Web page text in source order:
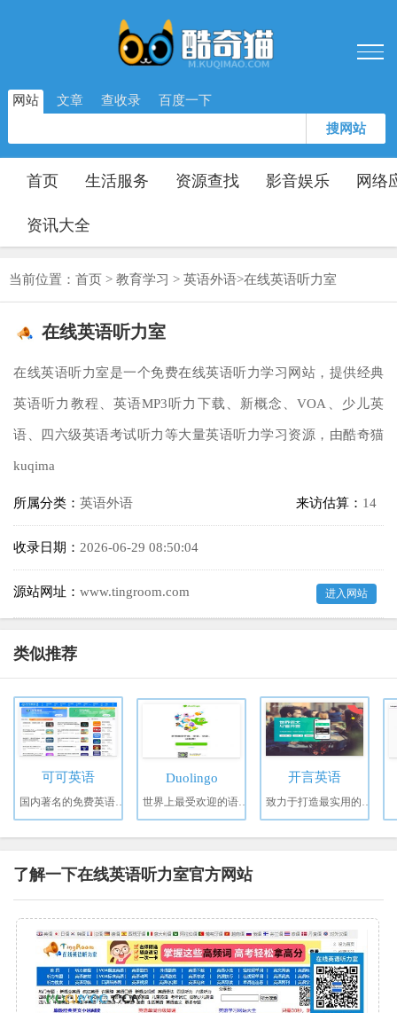
网站 文章 查收录 百度一下
搜网站
首页 生活服务 资源查找 影音娱乐 网络
资讯大全
当前位置： 首页 > 教育学习 > 英语外语>在线英语听力室
在线英语听力室
在线英语听力室是一个免费在线英语听力学习网站，提供经典
英语听力教程、英语MP3听力下载、新概念、VOA、少儿英
语、四六级英语考试听力等大量英语听力学习资源，由酷奇猫
kuqima
所属分类： 英语外语 来访估算： 14
收录日期： 2026-06-29 08:50:04
源站网址： www.tingroom.com 进入网站
类似推荐
可可英语 Duolingo 开言英语
了解一下在线英语听力室官方网站